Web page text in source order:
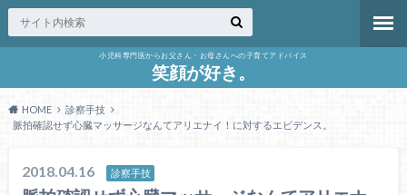
小児科専門医からお父さん・お母さんへの子育てアドバイス
笑顔が好き。
HOME
診察手技
脈拍確認せず心臓マッサージなんてアリエナイ！に対するエビデンス。
2018.04.16 診察手技